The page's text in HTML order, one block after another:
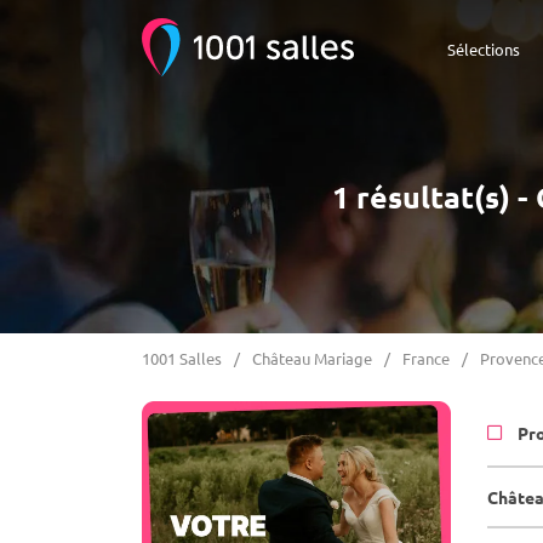
Sélections
1 résultat(s) -
1001 Salles Château Mariage France